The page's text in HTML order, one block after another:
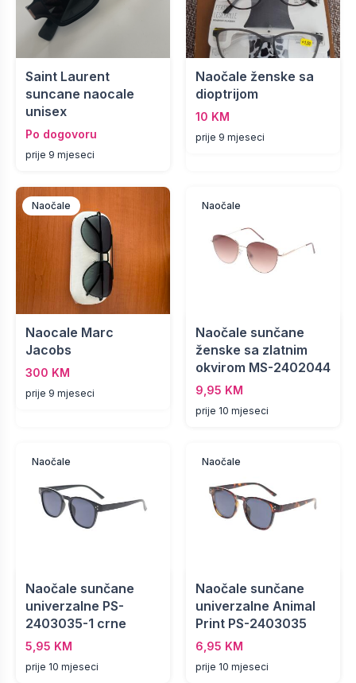
Saint Laurent
suncane naocale
unisex
Po dogovoru
prije 9 mjeseci
Naočale ženske sa
dioptrijom
10 KM
prije 9 mjeseci
Naočale
Naocale Marc
Jacobs
300 KM
prije 9 mjeseci
Naočale
Naočale sunčane
ženske sa zlatnim
okvirom MS-2402044
9,95 KM
prije 10 mjeseci
Naočale
Naočale sunčane
univerzalne PS-
2403035-1 crne
5,95 KM
prije 10 mjeseci
Naočale
Naočale sunčane
univerzalne Animal
Print PS-2403035
6,95 KM
prije 10 mjeseci